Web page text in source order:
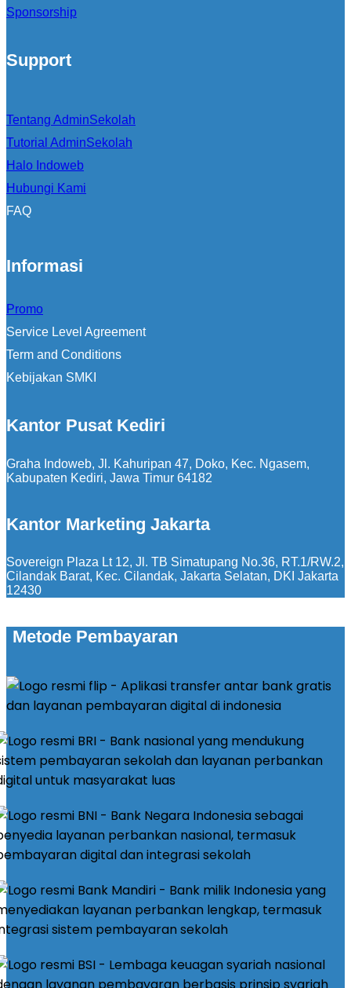
Sponsorship
Support
Tentang AdminSekolah
Tutorial AdminSekolah
Halo Indoweb
Hubungi Kami
FAQ
Informasi
Promo
Service Level Agreement
Term and Conditions
Kebijakan SMKI
Kantor Pusat Kediri
Graha Indoweb, Jl. Kahuripan 47, Doko, Kec. Ngasem,
Kabupaten Kediri, Jawa Timur 64182
Kantor Marketing Jakarta
Sovereign Plaza Lt 12, Jl. TB Simatupang No.36, RT.1/RW.2,
Cilandak Barat, Kec. Cilandak, Jakarta Selatan, DKI Jakarta
12430
Metode Pembayaran